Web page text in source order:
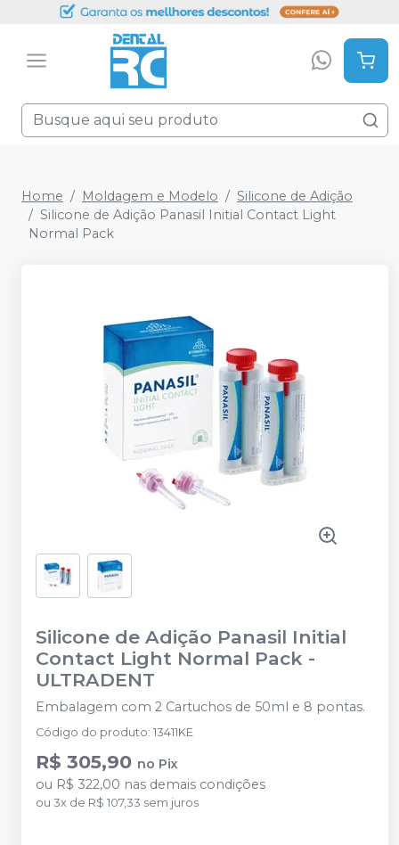
Home Moldagem e Modelo
Silicone de Adição
Silicone de Adição Panasil Initial Contact Light
Normal Pack
Silicone de Adição Panasil Initial
Contact Light Normal Pack -
ULTRADENT
Embalagem com 2 Cartuchos de 50ml e 8 pontas.
Código do produto: 13411KE
R$ 305,90 no Pix
ou R$ 322,00 nas demais condições
ou 3x de R$ 107,33 sem juros